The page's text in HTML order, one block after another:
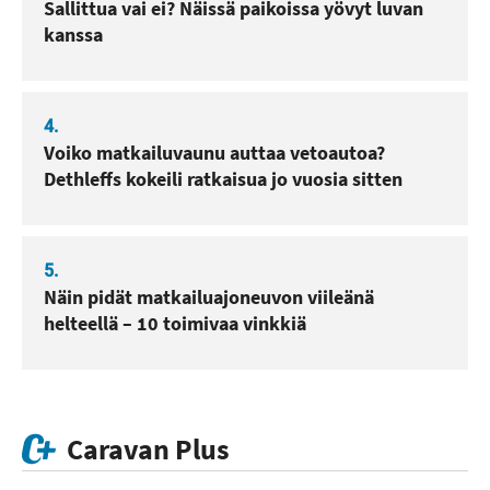
Sallittua vai ei? Näissä paikoissa yövyt luvan
kanssa
4.
Voiko matkailuvaunu auttaa vetoautoa?
Dethleffs kokeili ratkaisua jo vuosia sitten
5.
Näin pidät matkailuajoneuvon viileänä
helteellä – 10 toimivaa vinkkiä
Caravan Plus